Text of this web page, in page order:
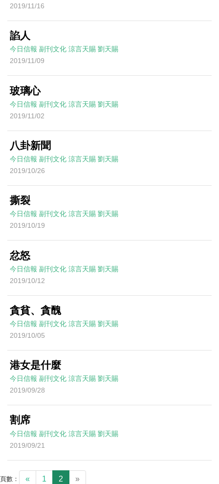
2019/11/16
諂人
今日信報 副刊文化 涼言天賜 劉天賜
2019/11/09
玻璃心
今日信報 副刊文化 涼言天賜 劉天賜
2019/11/02
八卦新聞
今日信報 副刊文化 涼言天賜 劉天賜
2019/10/26
撕裂
今日信報 副刊文化 涼言天賜 劉天賜
2019/10/19
忿怒
今日信報 副刊文化 涼言天賜 劉天賜
2019/10/12
貪貧、貪醜
今日信報 副刊文化 涼言天賜 劉天賜
2019/10/05
港女是什麼
今日信報 副刊文化 涼言天賜 劉天賜
2019/09/28
割席
今日信報 副刊文化 涼言天賜 劉天賜
2019/09/21
頁數： « 1 2 »